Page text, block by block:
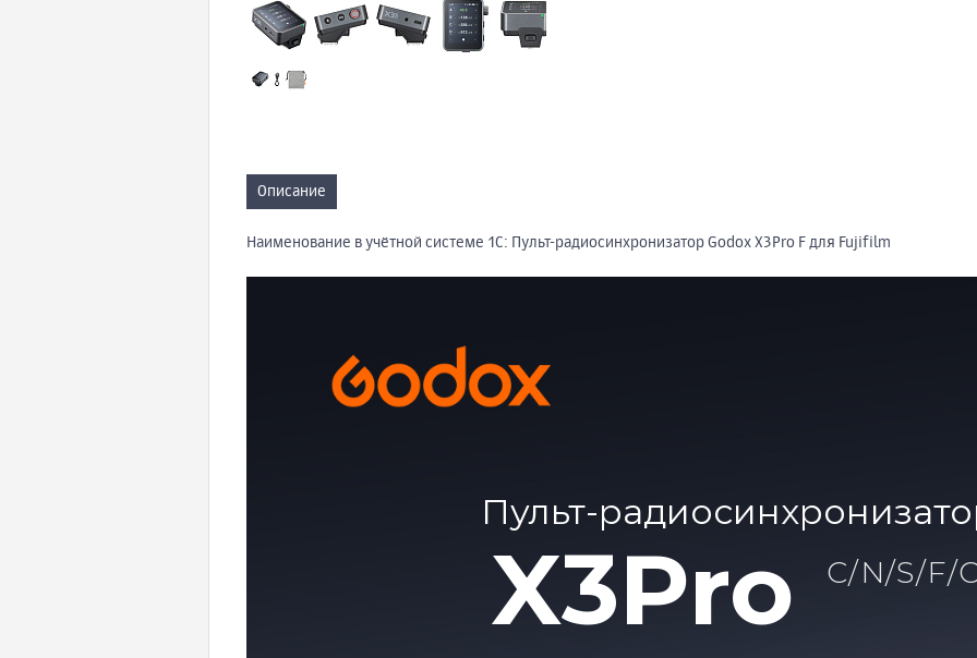
Описание
Наименование в учётной системе 1С: Пульт-радиосинхронизатор Godox X3Pro F для Fujifilm
Пульт-
X3Pro C/N/S/F/